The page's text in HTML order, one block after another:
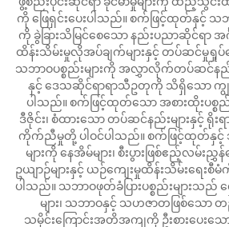
ကို ဖြေရှင်းပေးပါသည်။ စက်ဖြင့်ထုတ်နှင့် သဘာ
ကို ခွဲခြားသိမြင်စေသော နည်းပညာဆိုင်ရာ အင်္
ထိန်းသိမ်းမှုလိုအပ်ချက်များနှင့် တပ်ဆင်မှုရှုပ်ထွ
သဘာဝပစ္စည်းများကို အလွှာလိုက်တပ်ဆင်န
နှင့် ဒေသဆိုင်ရာရာသီဥတုကို သိရှိသော ကျွ
ပါသည်။ စက်ဖြင့်ထုတ်သော အစားထိုးပစ္စည်
ဒီဇိုင်း၊ စံထားသော တပ်ဆင်နည်းများနှင့် ရိုးရာ
ကိုက်ညီမှုတို့ ပါဝင်ပါသည်။ စက်ဖြင့်ထုတ်နှင့် သ
များကို နေအိမ်များ၊ စီးပွားဖြစ်ဧည့်လမ်းညွှ
ဥယျာဉ်များနှင့် ယဉ်ကျေးမှုထိန်းသိမ်းရေးစီ
ပါသည်။ သဘာဝဖုတ်ခံပြားပစ္စည်းများသ
များ၊ သဘာဝနှင့် သဟဇာတဖြစ်သော
သမိုင်းကြောင်းအတိအကျကို ဦးစားပေးသေ